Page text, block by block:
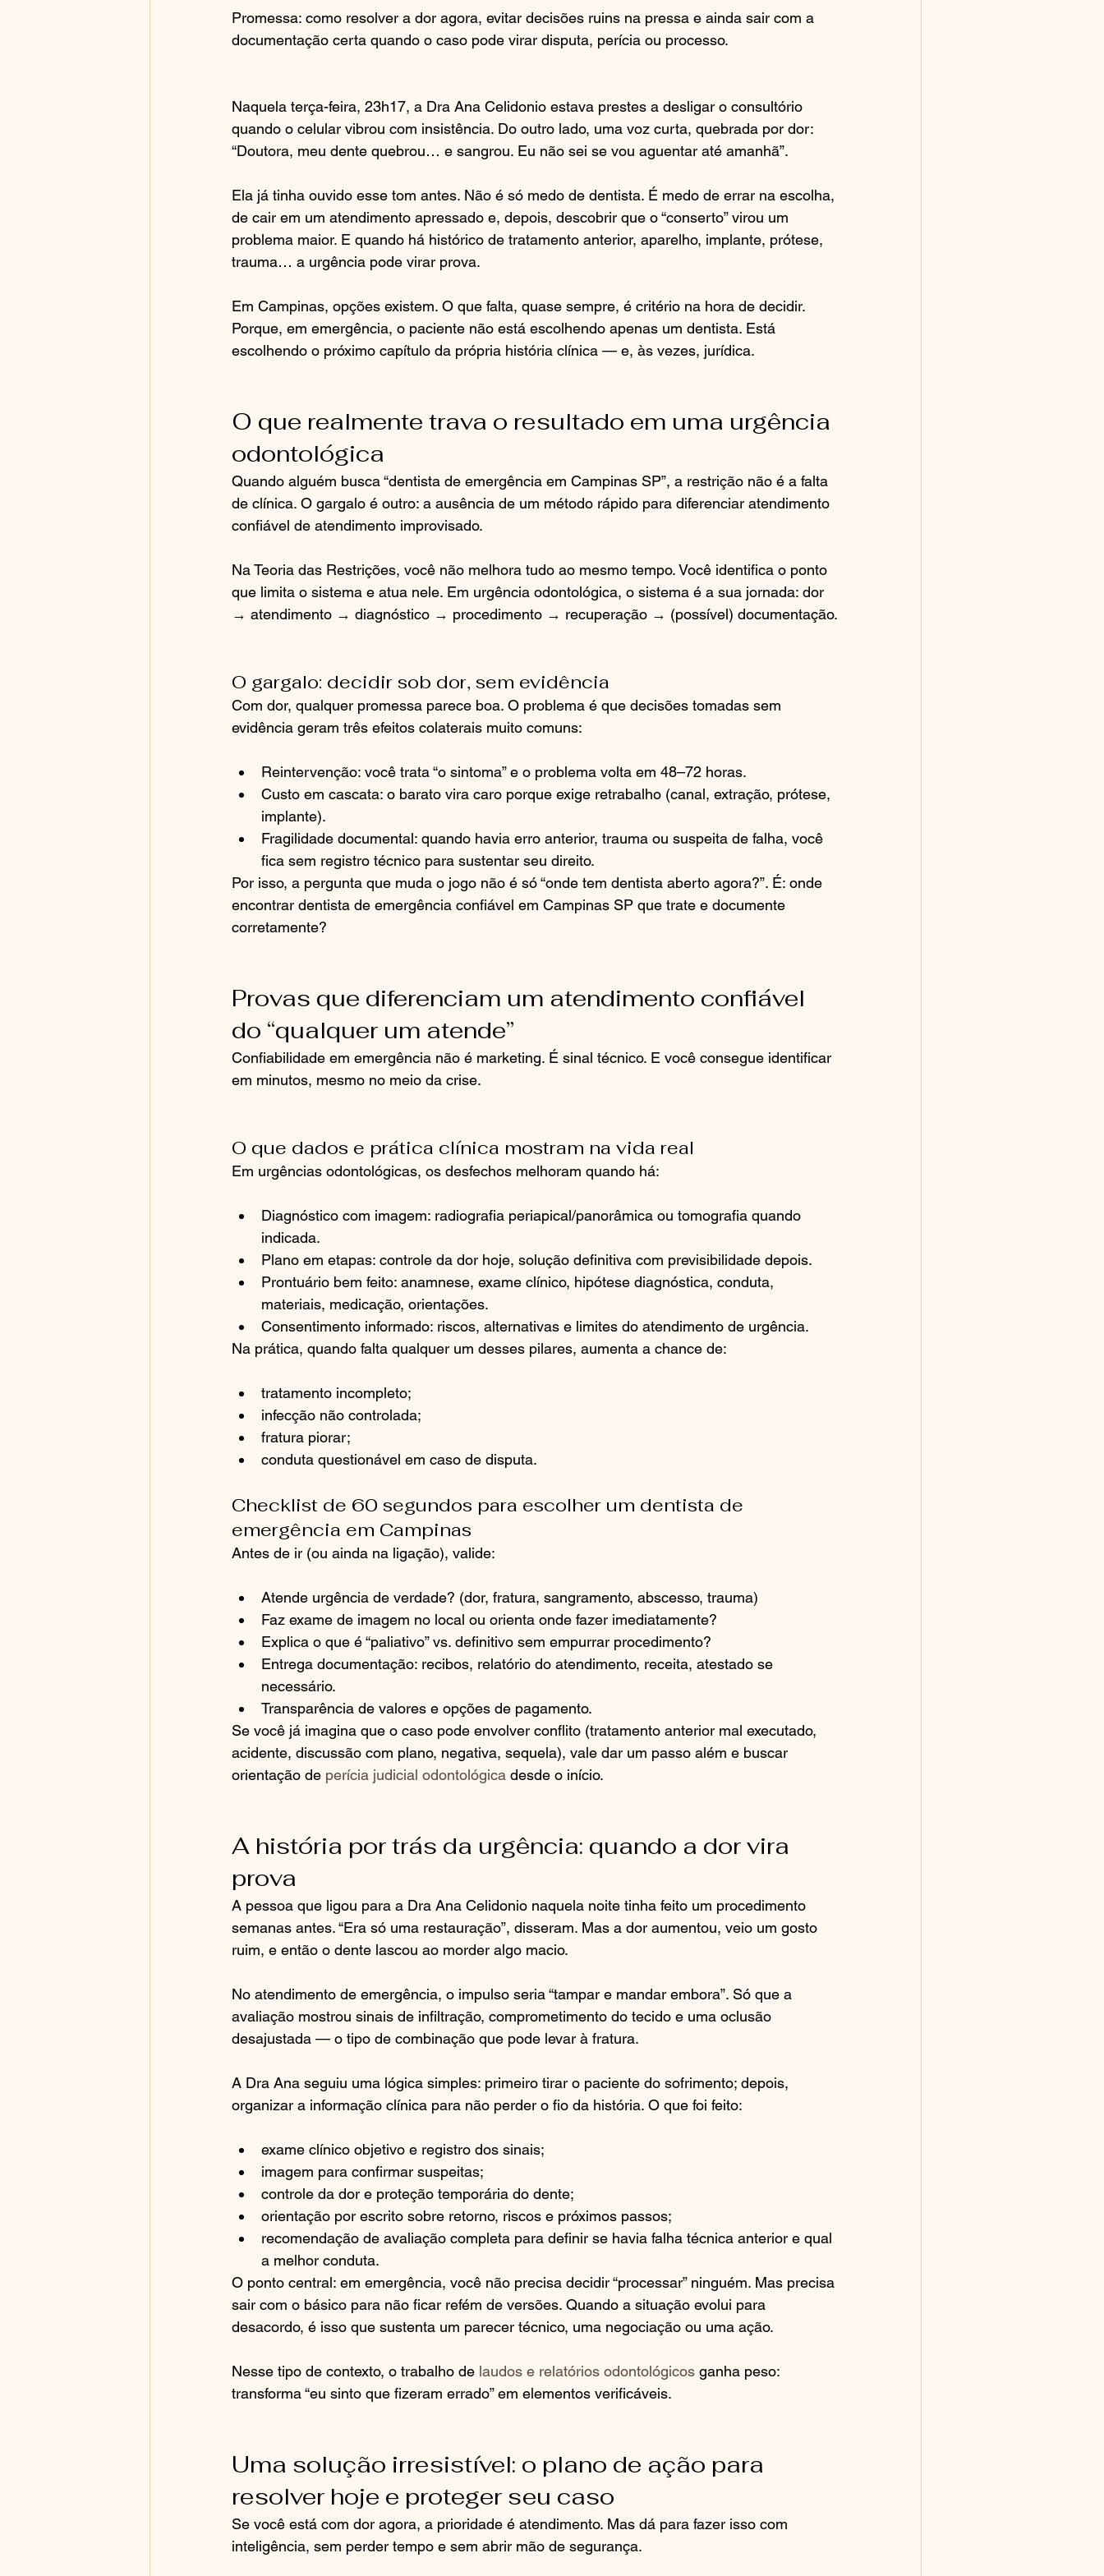
Promessa: como resolver a dor agora, evitar decisões ruins na pressa e ainda sair com a
documentação certa quando o caso pode virar disputa, perícia ou processo.
Naquela terça-feira, 23h17, a Dra Ana Celidonio estava prestes a desligar o consultório
quando o celular vibrou com insistência. Do outro lado, uma voz curta, quebrada por dor:
“Doutora, meu dente quebrou… e sangrou. Eu não sei se vou aguentar até amanhã”.
Ela já tinha ouvido esse tom antes. Não é só medo de dentista. É medo de errar na escolha,
de cair em um atendimento apressado e, depois, descobrir que o “conserto” virou um
problema maior. E quando há histórico de tratamento anterior, aparelho, implante, prótese,
trauma… a urgência pode virar prova.
Em Campinas, opções existem. O que falta, quase sempre, é critério na hora de decidir.
Porque, em emergência, o paciente não está escolhendo apenas um dentista. Está
escolhendo o próximo capítulo da própria história clínica — e, às vezes, jurídica.
O que realmente trava o resultado em uma urgência
odontológica
Quando alguém busca “dentista de emergência em Campinas SP”, a restrição não é a falta
de clínica. O gargalo é outro: a ausência de um método rápido para diferenciar atendimento
confiável de atendimento improvisado.
Na Teoria das Restrições, você não melhora tudo ao mesmo tempo. Você identifica o ponto
que limita o sistema e atua nele. Em urgência odontológica, o sistema é a sua jornada: dor
→ atendimento → diagnóstico → procedimento → recuperação → (possível) documentação.
O gargalo: decidir sob dor, sem evidência
Com dor, qualquer promessa parece boa. O problema é que decisões tomadas sem
evidência geram três efeitos colaterais muito comuns:
Reintervenção: você trata “o sintoma” e o problema volta em 48–72 horas.
Custo em cascata: o barato vira caro porque exige retrabalho (canal, extração, prótese,
implante).
Fragilidade documental: quando havia erro anterior, trauma ou suspeita de falha, você
fica sem registro técnico para sustentar seu direito.
Por isso, a pergunta que muda o jogo não é só “onde tem dentista aberto agora?”. É: onde
encontrar dentista de emergência confiável em Campinas SP que trate e documente
corretamente?
Provas que diferenciam um atendimento confiável
do “qualquer um atende”
Confiabilidade em emergência não é marketing. É sinal técnico. E você consegue identificar
em minutos, mesmo no meio da crise.
O que dados e prática clínica mostram na vida real
Em urgências odontológicas, os desfechos melhoram quando há:
Diagnóstico com imagem: radiografia periapical/panorâmica ou tomografia quando
indicada.
Plano em etapas: controle da dor hoje, solução definitiva com previsibilidade depois.
Prontuário bem feito: anamnese, exame clínico, hipótese diagnóstica, conduta,
materiais, medicação, orientações.
Consentimento informado: riscos, alternativas e limites do atendimento de urgência.
Na prática, quando falta qualquer um desses pilares, aumenta a chance de:
tratamento incompleto;
infecção não controlada;
fratura piorar;
conduta questionável em caso de disputa.
Checklist de 60 segundos para escolher um dentista de
emergência em Campinas
Antes de ir (ou ainda na ligação), valide:
Atende urgência de verdade? (dor, fratura, sangramento, abscesso, trauma)
Faz exame de imagem no local ou orienta onde fazer imediatamente?
Explica o que é “paliativo” vs. definitivo sem empurrar procedimento?
Entrega documentação: recibos, relatório do atendimento, receita, atestado se
necessário.
Transparência de valores e opções de pagamento.
Se você já imagina que o caso pode envolver conflito (tratamento anterior mal executado,
acidente, discussão com plano, negativa, sequela), vale dar um passo além e buscar
orientação de perícia judicial odontológica desde o início.
A história por trás da urgência: quando a dor vira
prova
A pessoa que ligou para a Dra Ana Celidonio naquela noite tinha feito um procedimento
semanas antes. “Era só uma restauração”, disseram. Mas a dor aumentou, veio um gosto
ruim, e então o dente lascou ao morder algo macio.
No atendimento de emergência, o impulso seria “tampar e mandar embora”. Só que a
avaliação mostrou sinais de infiltração, comprometimento do tecido e uma oclusão
desajustada — o tipo de combinação que pode levar à fratura.
A Dra Ana seguiu uma lógica simples: primeiro tirar o paciente do sofrimento; depois,
organizar a informação clínica para não perder o fio da história. O que foi feito:
exame clínico objetivo e registro dos sinais;
imagem para confirmar suspeitas;
controle da dor e proteção temporária do dente;
orientação por escrito sobre retorno, riscos e próximos passos;
recomendação de avaliação completa para definir se havia falha técnica anterior e qual
a melhor conduta.
O ponto central: em emergência, você não precisa decidir “processar” ninguém. Mas precisa
sair com o básico para não ficar refém de versões. Quando a situação evolui para
desacordo, é isso que sustenta um parecer técnico, uma negociação ou uma ação.
Nesse tipo de contexto, o trabalho de laudos e relatórios odontológicos ganha peso:
transforma “eu sinto que fizeram errado” em elementos verificáveis.
Uma solução irresistível: o plano de ação para
resolver hoje e proteger seu caso
Se você está com dor agora, a prioridade é atendimento. Mas dá para fazer isso com
inteligência, sem perder tempo e sem abrir mão de segurança.